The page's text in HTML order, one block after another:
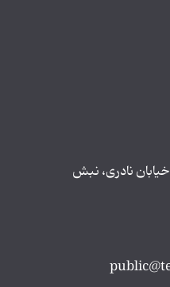
نادری، نبش